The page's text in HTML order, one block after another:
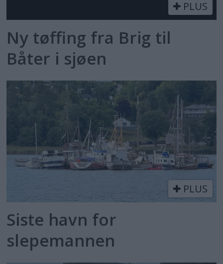
PLUS
Ny tøffing fra Brig til
Båter i sjøen
PLUS
Siste havn for
slepemannen